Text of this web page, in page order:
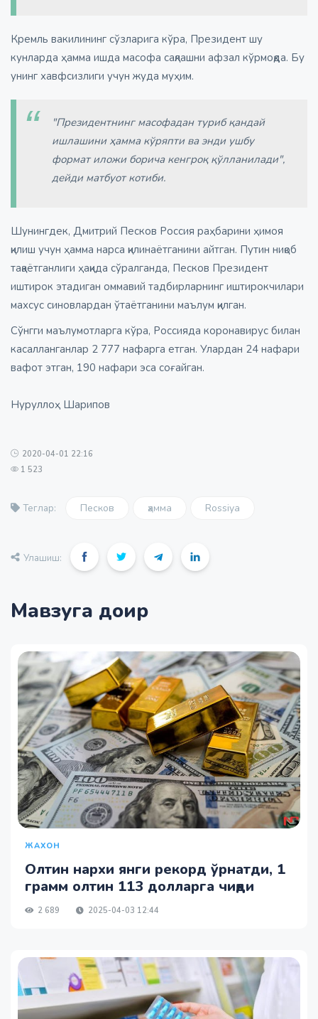
Кремль вакилининг сўзларига кўра, Президент шу
кунларда ҳамма ишда масофа сақлашни афзал кўрмоқда. Бу
унинг хавфсизлиги учун жуда муҳим.
"Президентнинг масофадан туриб қандай
ишлашини ҳамма кўряпти ва энди ушбу
формат иложи борича кенгроқ қўлланилади",
дейди матбуот котиби.
Шунингдек, Дмитрий Песков Россия раҳбарини ҳимоя
қилиш учун ҳамма нарса қилинаётганини айтган. Путин ниқоб
тақаётганлиги ҳақида сўралганда, Песков Президент
иштирок этадиган оммавий тадбирларнинг иштирокчилари
махсус синовлардан ўтаётганини маълум қилган.
Сўнгги маълумотларга кўра, Россияда коронавирус билан
касалланганлар 2 777 нафарга етган. Улардан 24 нафари
вафот этган, 190 нафари эса соғайган.
Нуруллоҳ Шарипов
2020-04-01 22:16
1 523
Теглар: Песков ҳамма Rossiya
Улашиш:
Мавзуга доир
ЖАХОН
Олтин нархи янги рекорд ўрнатди, 1
грамм олтин 113 долларга чиқди
2 689 2025-04-03 12:44